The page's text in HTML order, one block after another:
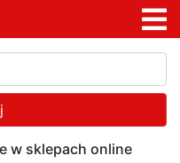
w sklepach online